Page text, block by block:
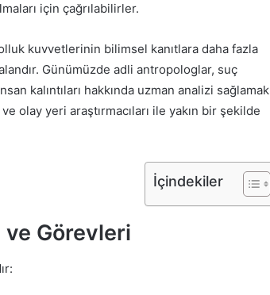
için çağrılabilirler.
kuvvetlerinin bilimsel kanıtlara daha fazla
Günümüzde adli antropologlar, suç
kalıntıları hakkında uzman analizi sağlamak
olay yeri araştırmacıları ile yakın bir şekilde
İçindekiler
Görevleri